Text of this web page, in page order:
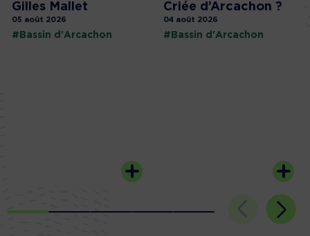
Gilles Mallet
05 août 2026
#Bassin d'Arcachon
Criée d’Arcachon ?
04 août 2026
#Bassin d'Arcachon